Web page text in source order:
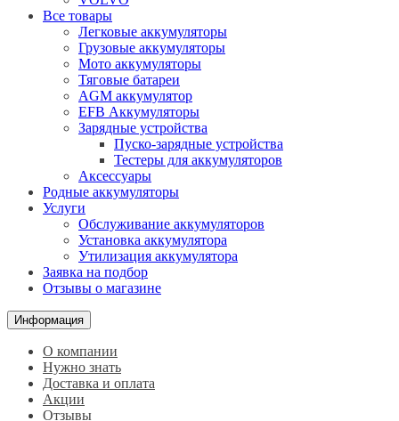
Все товары
Легковые аккумуляторы
Грузовые аккумуляторы
Мото аккумуляторы
Тяговые батареи
AGM аккумулятор
EFB Аккумуляторы
Зарядные устройства
Пуско-зарядные устройства
Тестеры для аккумуляторов
Аксессуары
Родные аккумуляторы
Услуги
Обслуживание аккумуляторов
Установка аккумулятора
Утилизация аккумулятора
Заявка на подбор
Отзывы о магазине
Информация
О компании
Нужно знать
Доставка и оплата
Акции
Отзывы